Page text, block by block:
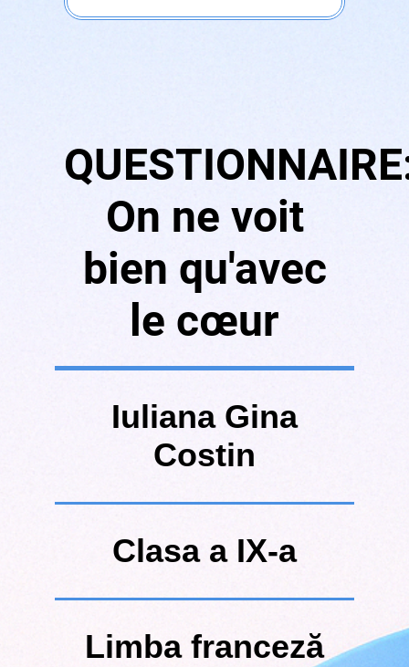
On ne voit
bien qu'avec
le cœur
Iuliana Gina
Costin
Clasa a IX-a
Limba franceză